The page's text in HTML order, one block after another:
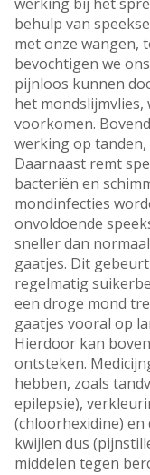
behulp van
met onze wangen,
bevochtigen we
pijnloos kunnen
het
voorkomen.
werking op tanden,
Daarnaast remt
bacteriën en
mondinfecties
onvoldoende
sneller dan
gaatjes. Dit
regelmatig
een droge mond
gaatjes vooral op
Hierdoor kan
ontsteken.
hebben, zoals
epilepsie),
(chloorhexidine) en
kwijlen dus
middelen tegen